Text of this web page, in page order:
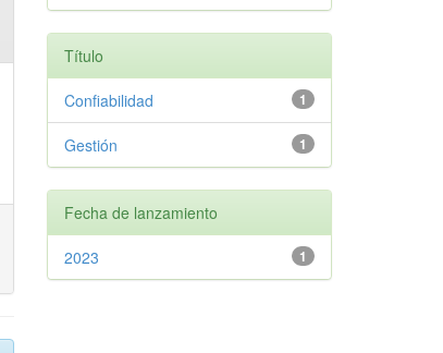
Título
1
Confiabilidad
1
Gestión
Fecha de lanzamiento
1
2023